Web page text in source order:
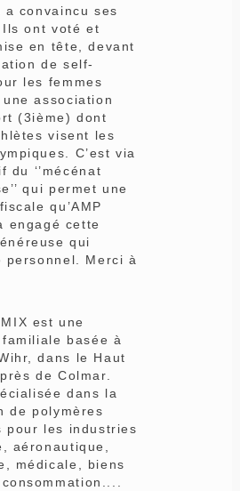
convaincu ses
ont voté et
en tête, devant
de self-
les femmes
association
(3ième) dont
visent les
C’est via
du ‘’mécénat
qui permet une
qu’AMP
engagé cette
qui
personnel. Merci à
est une
basée à
dans le Haut
de Colmar.
dans la
de polymères
pour les industries
aéronautique,
médicale, biens